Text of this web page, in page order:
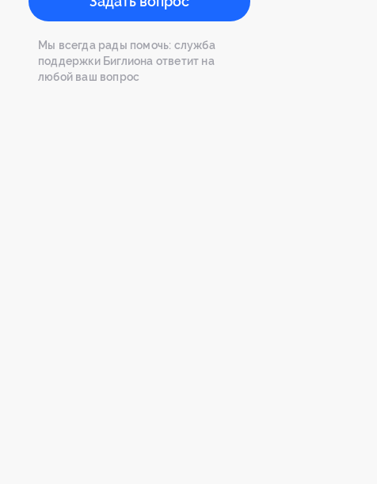
Мы всегда рады помочь: служба
поддержки Биглиона ответит на
любой ваш вопрос